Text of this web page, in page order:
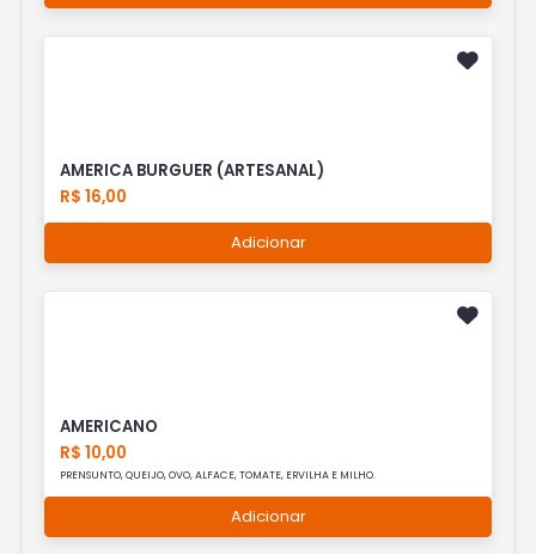
AMERICA BURGUER (ARTESANAL)
R$ 16,00
Adicionar
AMERICANO
R$ 10,00
PRENSUNTO, QUEIJO, OVO, ALFACE, TOMATE, ERVILHA E MILHO.
Adicionar